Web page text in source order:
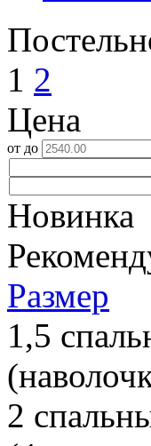
1 2
Цена
от до
Новинка
Размер
1,5
2